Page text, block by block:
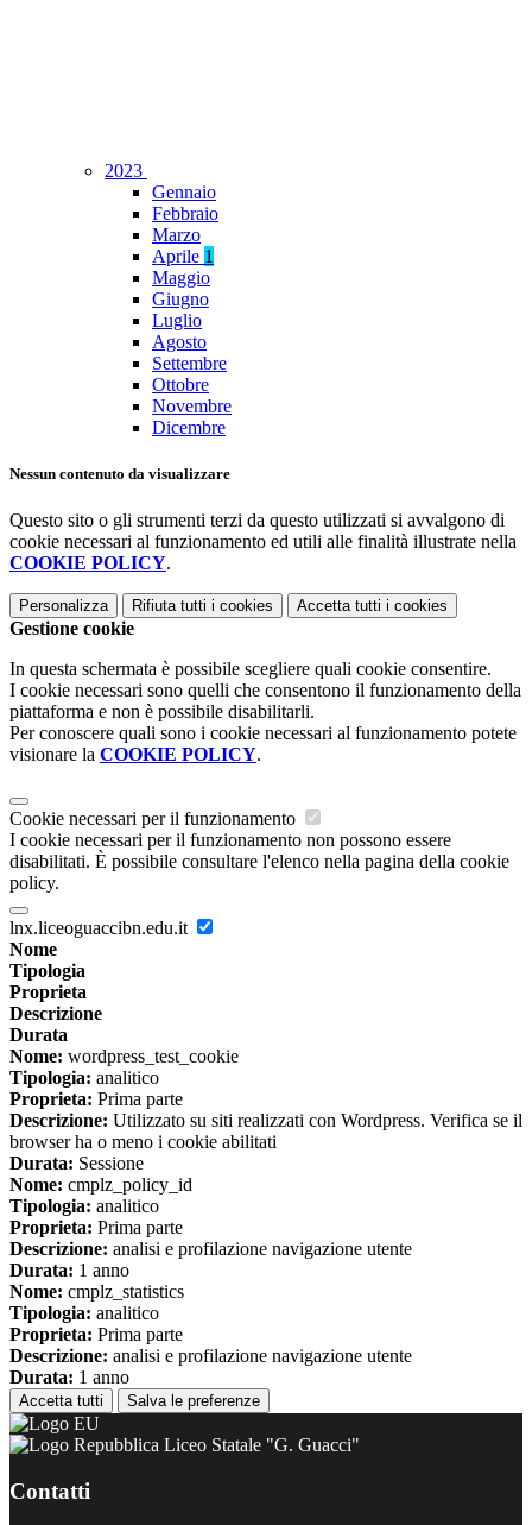
2023
Gennaio
Febbraio
Marzo
Aprile 1
Maggio
Giugno
Luglio
Agosto
Settembre
Ottobre
Novembre
Dicembre
Nessun contenuto da visualizzare
Questo sito o gli strumenti terzi da questo utilizzati si avvalgono di
cookie necessari al funzionamento ed utili alle finalità illustrate nella
COOKIE POLICY.
Personalizza Rifiuta tutti i cookies Accetta tutti i cookies
Gestione cookie
In questa schermata è possibile scegliere quali cookie consentire.
I cookie necessari sono quelli che consentono il funzionamento della
piattaforma e non è possibile disabilitarli.
Per conoscere quali sono i cookie necessari al funzionamento potete
visionare la COOKIE POLICY.
Cookie necessari per il funzionamento
I cookie necessari per il funzionamento non possono essere
disabilitati. È possibile consultare l'elenco nella pagina della cookie
policy.
lnx.liceoguaccibn.edu.it
Nome
Tipologia
Proprieta
Descrizione
Durata
Nome: wordpress_test_cookie
Tipologia: analitico
Proprieta: Prima parte
Descrizione: Utilizzato su siti realizzati con Wordpress. Verifica se il
browser ha o meno i cookie abilitati
Durata: Sessione
Nome: cmplz_policy_id
Tipologia: analitico
Proprieta: Prima parte
Descrizione: analisi e profilazione navigazione utente
Durata: 1 anno
Nome: cmplz_statistics
Tipologia: analitico
Proprieta: Prima parte
Descrizione: analisi e profilazione navigazione utente
Durata: 1 anno
Accetta tutti Salva le preferenze
Liceo Statale "G. Guacci"
Contatti